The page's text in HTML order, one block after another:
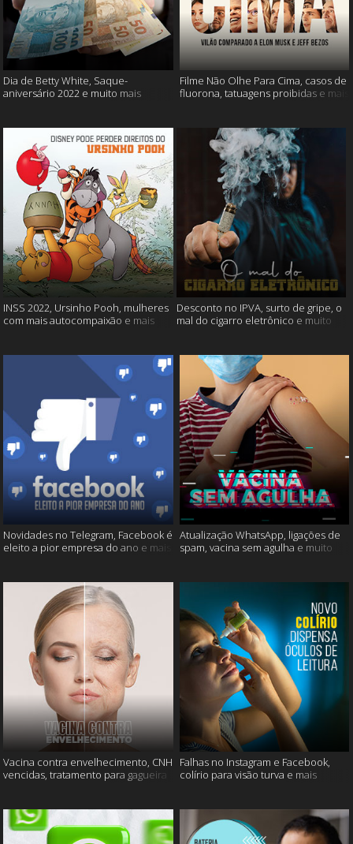
Dia de Betty White, Saque-
aniversário 2022 e muito mais
Filme Não Olhe Para Cima, casos de
fluorona, tatuagens proibidas e mais
INSS 2022, Ursinho Pooh, mulheres
com mais autocompaixão e mais
Desconto no IPVA, surto de gripe, o
mal do cigarro eletrônico e muito
Novidades no Telegram, Facebook é
eleito a pior empresa do ano e mais
Atualização WhatsApp, ligações de
spam, vacina sem agulha e muito
Vacina contra envelhecimento, CNH
vencidas, tratamento para gagueira
Falhas no Instagram e Facebook,
colírio para visão turva e mais